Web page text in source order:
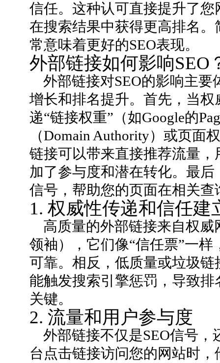
信任。这种认可直接提升了
在搜索结果中获得更高排名
常意味着更好的SEO表现。
外部链接如何影响SEO
外部链接对SEO的影响主
增长和排名提升。首先，当
递“链接权重”（如Google的
（Domain Authority）或页面
链接可以带来直接推荐流量
加了参与度和潜在转化。最
信号，帮助您的页面在相关查
1. 权威性传递和信任建
高质量的外部链接来自权
领袖），它们像“信任票”一
可靠。相反，低质量或垃圾
能触发搜索引擎惩罚，导致
关键。
2. 流量和用户参与度
外部链接不仅是SEO信号
台点击链接访问您的网站时